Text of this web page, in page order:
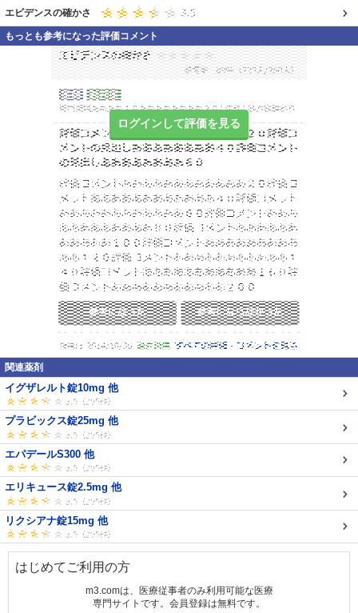
エビデンスの確かさ
もっとも参考になった評価コメント
ログインして評価を見る
関連薬剤
イグザレルト錠10mg 他
プラビックス錠25mg 他
エパデールS300 他
エリキュース錠2.5mg 他
リクシアナ錠15mg 他
はじめてご利用の方
m3.comは、医療従事者のみ利用可能な医療
専門サイトです。会員登録は無料です。